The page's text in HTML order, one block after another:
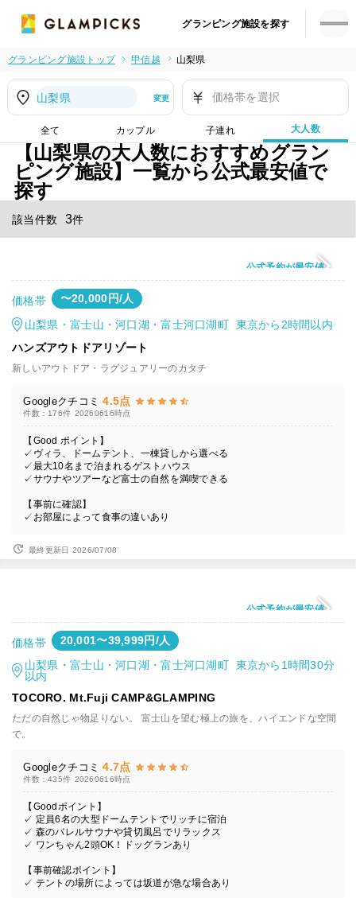
グランピング施設を探す
グランピング施設トップ 甲信越 山梨県
山梨県 変更 価格帯を選択
全て カップル 子連れ 大人数
【山梨県の大人数におすすめグラン
ピング施設】一覧から公式最安値で
探す
該当件数 3件
公式予約が最安値
価格帯 〜20,000円/人
山梨県・富士山・河口湖・富士河口湖町 東京から2時間以内
ハンズアウトドアリゾート
新しいアウトドア・ラグジュアリーのカタチ
Googleクチコミ 4.5点
件数：176件 20260616時点
【Good ポイント】
✓ヴィラ、ドームテント、一棟貸しから選べる
✓最大10名まで泊まれるゲストハウス
✓サウナやツアーなど富士の自然を満喫できる
【事前に確認】
✓お部屋によって食事の違いあり
最終更新日 2026/07/08
公式予約が最安値
価格帯
20,001〜39,999円/人
山梨県・富士山・河口湖・富士河口湖町 東京から1時間30分
以内
TOCORO. Mt.Fuji CAMP&GLAMPING
ただの自然じゃ物足りない。 富士山を望む極上の旅を、ハイエンドな空間
で。
Googleクチコミ 4.7点
件数：435件 20260616時点
【Goodポイント】
✓ 定員6名の大型ドームテントでリッチに宿泊
✓ 森のバレルサウナや貸切風呂でリラックス
✓ ワンちゃん2頭OK！ドッグランあり
【事前確認ポイント】
✓ テントの場所によっては坂道が急な場合あり